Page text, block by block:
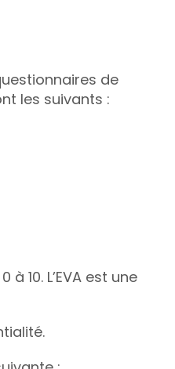
de
les suivants :
10. L’EVA est une